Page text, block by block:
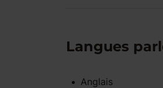
Langues
Anglais